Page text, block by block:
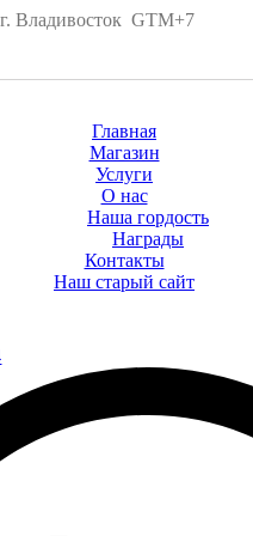
Владивосток GTM+7
Главная
Магазин
Услуги
О нас
Наша гордость
Награды
Контакты
Наш старый сайт